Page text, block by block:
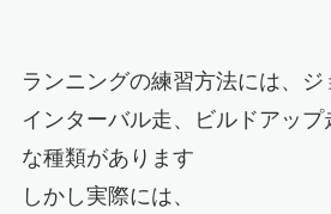
ランニングの練習方法には、ジ
インターバル走、ビルドアップ
な種類があります
しかし実際には、